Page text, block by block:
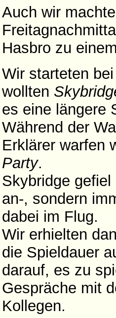
Auch wir
Hasbro zu
Wir starteten
wollten
es eine längere
Während der
Erklärer warfen
Party.
Skybridge
an-, sondern
dabei im Flug.
Wir erhielten
die Spieldauer
darauf, es zu
Gespräche mit
Kollegen.